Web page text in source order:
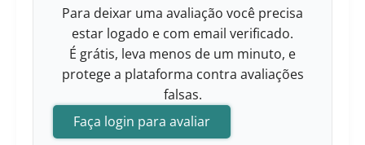
Para deixar uma avaliação você precisa
estar logado e com email verificado.
É grátis, leva menos de um minuto, e
protege a plataforma contra avaliações
falsas.
Faça login para avaliar